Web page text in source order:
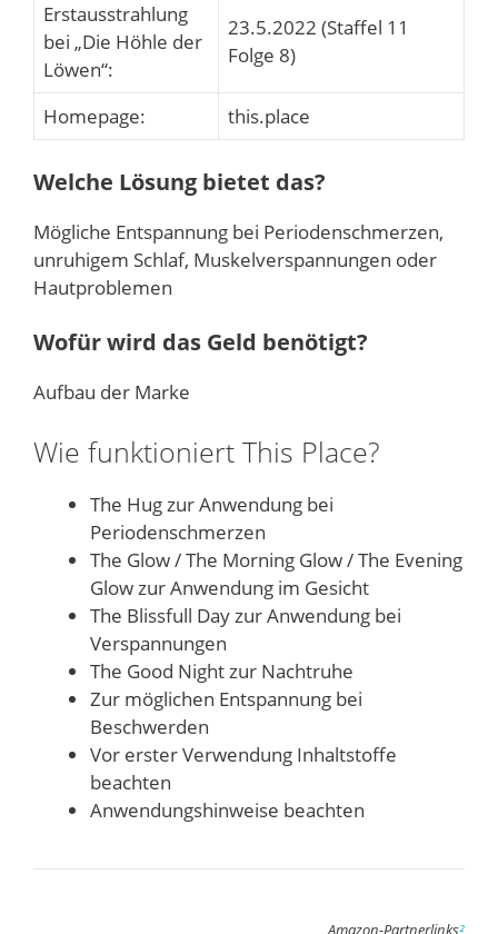
Erstausstrahlung
bei „Die Höhle der
Löwen“:
23.5.2022 (Staffel 11
Folge 8)
Homepage: this.place
Welche Lösung bietet das?
Mögliche Entspannung bei Periodenschmerzen,
unruhigem Schlaf, Muskelverspannungen oder
Hautproblemen
Wofür wird das Geld benötigt?
Aufbau der Marke
Wie funktioniert This Place?
The Hug zur Anwendung bei
Periodenschmerzen
The Glow / The Morning Glow / The Evening
Glow zur Anwendung im Gesicht
The Blissfull Day zur Anwendung bei
Verspannungen
The Good Night zur Nachtruhe
Zur möglichen Entspannung bei
Beschwerden
Vor erster Verwendung Inhaltstoffe
beachten
Anwendungshinweise beachten
Amazon-Partnerlinks²